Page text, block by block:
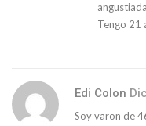
Tengo 21
Edi Colon
Soy varon de